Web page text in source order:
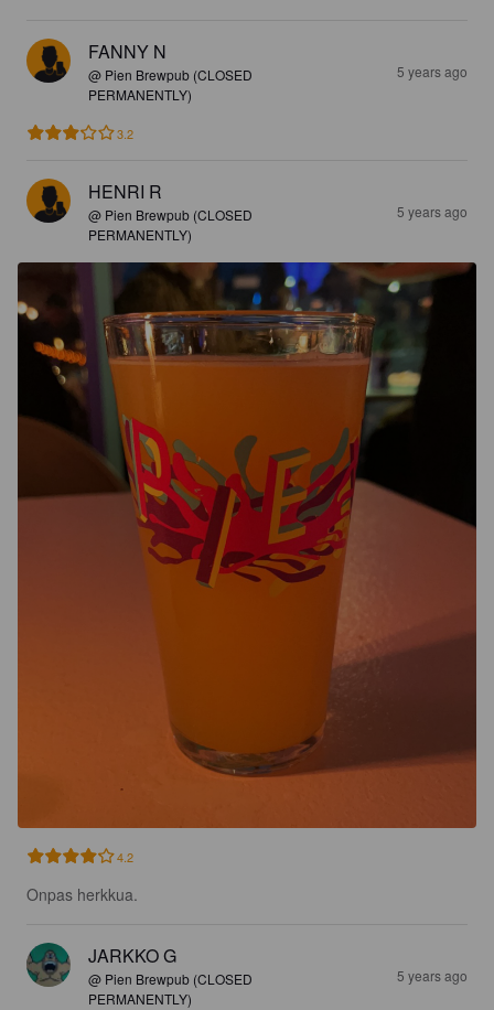
FANNY N
@ Pien Brewpub (CLOSED
PERMANENTLY)
5 years ago
3.2
HENRI R
@ Pien Brewpub (CLOSED
PERMANENTLY)
5 years ago
4.2
Onpas herkkua.
JARKKO G
@ Pien Brewpub (CLOSED
PERMANENTLY)
5 years ago